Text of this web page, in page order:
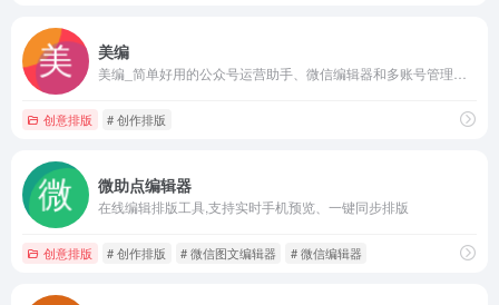
美编
创意排版 # 创作排版
微助点编辑器
在线编辑排版工具,支持实时手机预览、一键同步排版
创意排版 # 创作排版 # 微信图文编辑器 # 微信编辑器